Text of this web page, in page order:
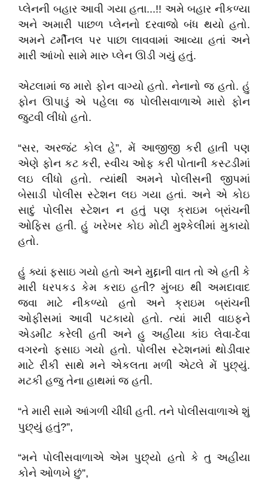
પ્લેનની બહાર આવી ગયા હતા...!! અમે બહાર નીકળ્યા
અને અમારી પાછળ પ્લેનનો દરવાજો બંધ થયો હતો.
અમને ટર્મીનલ પર પાછા લાવવામાં આવ્યા હતાં અને
મારી આંખો સામે મારુ પ્લેન ઊડી ગયું હતું.
એટલામાં જ મારો ફોન વાગ્યો હતો. નેનાનો જ હતો. હું
ફોન ઊપાડું એ પહેલા જ પોલીસવાળાએ મારો ફોન
જુટવી લીધો હતો.
“સર, અરજંટ કોલ હે”, મેં આજીજી કરી હાતી પણ
એણે ફોન કટ કરી, સ્વીચ ઓફ કરી પોતાની કસ્ટડીમાં
લઇ લીધો હતો. ત્યાંથી અમને પોલીસની જીપમાં
બેસાડી પોલીસ સ્ટેશન લઇ ગયા હતાં. અને એ કોઇ
સાદું પોલીસ સ્ટેશન ન હતું પણ ક્રાઇમ બ્રાંચની
ઓફિસ હતી. હું ખરેખર કોઇ મોટી મુશ્કેલીમાં મુકાયો
હતો.
હું ક્યાં ફસાઇ ગયો હતો અને મુદ્દાની વાત તો એ હતી કે
મારી ધરપકડ કેમ કરાઇ હતી? મુંબઇ થી અમદાવાદ
જવા માટે નીકળ્યો હતો અને ક્રાઇમ બ્રાંચની
ઓફીસમાં આવી પટકાયો હતો. ત્યાં મારી વાઇફને
એડમીટ કરેલી હતી અને હુ અહીંયા કાંઇ લેવા-દેવા
વગરનો ફસાઇ ગયો હતો. પોલીસ સ્ટેશનમાં થોડીવાર
માટે રીકી સાથે મને એકલતા મળી એટલે મેં પુછ્યું.
મટકી હજુ તેના હાથમાં જ હતી.
“તે મારી સામે આંગળી ચીંધી હતી. તને પોલીસવાળાએ શું
પુછ્યું હતું?”,
“મને પોલીસવાળાએ એમ પુછ્યો હતો કે તુ અહીયા
કોને ઓળખે છું”,